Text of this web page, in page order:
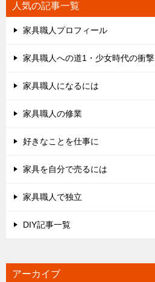
人気の記事一覧
家具職人プロフィール
家具職人への道1・少女時代の衝撃
家具職人になるには
家具職人の修業
好きなことを仕事に
家具を自分で売るには
家具職人で独立
DIY記事一覧
アーカイブ